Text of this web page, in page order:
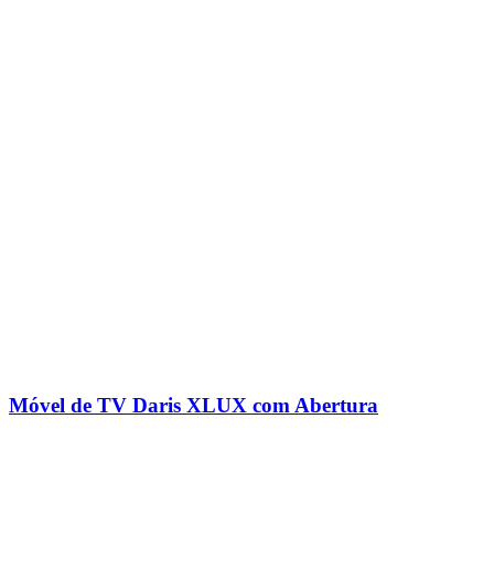
Móvel de TV Daris XLUX com Abertura